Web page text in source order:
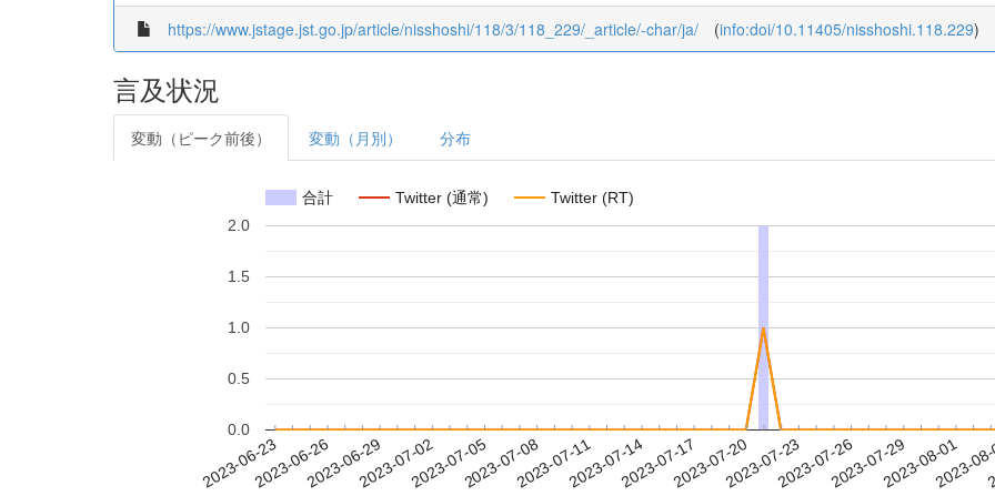
https://www.jstage.jst.go.jp/article/nisshoshi/118/3/118_229/_article/-char/ja/ (info:doi/10.11405/nisshoshi.118.229)
言及状況
変動（ピーク前後） 変動（月別） 分布
合計 Twitter (通常) Twitter (RT)
2023-06-232023-06-262023-06-292023-07-022023-07-052023-07-082023-07-112023-07-142023-07-172023-07-202023-07-232023-07-262023-07-292023-08-01
2023-
0.0
0.5
1.0
1.5
2.0